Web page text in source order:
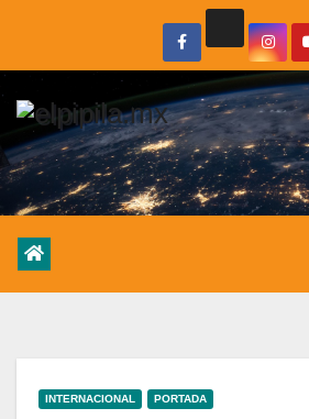
INTERNACIONAL PORTADA